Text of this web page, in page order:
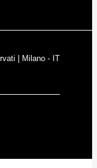
| Milano - IT